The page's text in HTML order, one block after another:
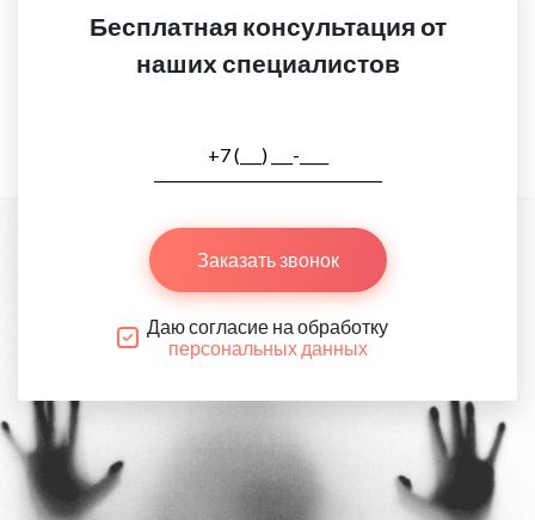
Бесплатная консультация от
наших специалистов
Заказать звонок
Даю согласие на обработку
персональных данных